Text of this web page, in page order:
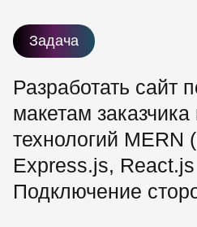
Задача
Разработать сайт
макетам заказчика
технологий MERN
Express.js,
Подключение